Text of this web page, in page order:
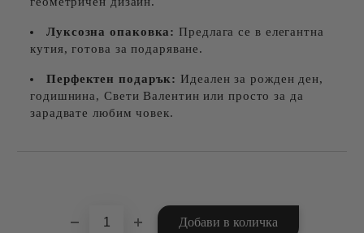
Луксозна опаковка: Предлага се в елегантна
кутия, готова за подаряване.
Перфектен подарък: Идеален за рожден ден,
годишнина, Свети Валентин или просто за да
зарадвате любим човек.